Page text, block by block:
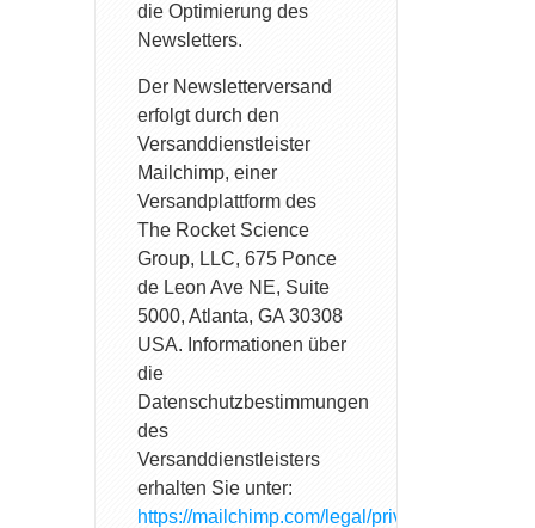
die Optimierung des
Newsletters.
Der Newsletterversand
erfolgt durch den
Versanddienstleister
Mailchimp, einer
Versandplattform des
The Rocket Science
Group, LLC, 675 Ponce
de Leon Ave NE, Suite
5000, Atlanta, GA 30308
USA. Informationen über
die
Datenschutzbestimmungen
des
Versanddienstleisters
erhalten Sie unter:
https://mailchimp.com/legal/privacy/